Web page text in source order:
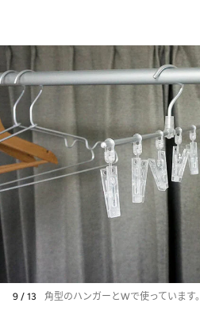
9 / 13 角型のハンガーとWで使っています。